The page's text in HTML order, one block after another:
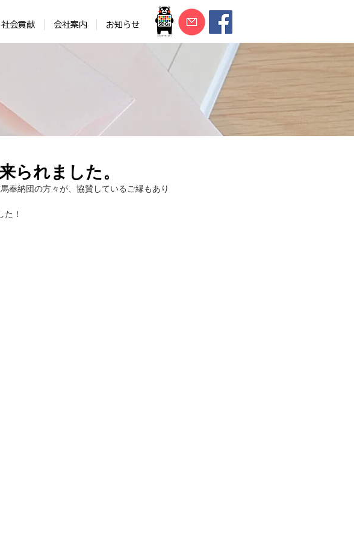
社会貢献 会社案内 お知らせ
られました。
奉納団の方々が、協賛しているご縁もあり
！